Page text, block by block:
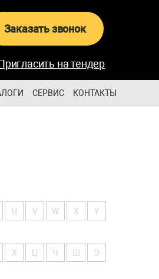
Заказать звонок
на тендер
СЕРВИС КОНТАКТЫ
V W X Y
Х Ч Э